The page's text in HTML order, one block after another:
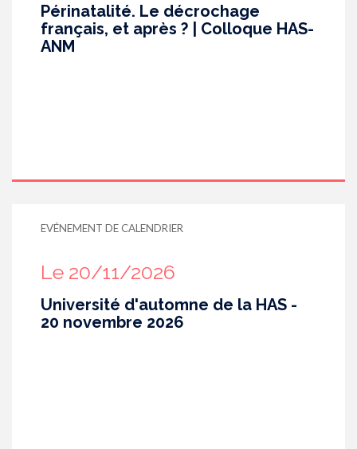
Périnatalité. Le décrochage
français, et après ? | Colloque HAS-
ANM
EVÉNEMENT DE CALENDRIER
Le 20/11/2026
Université d'automne de la HAS -
20 novembre 2026